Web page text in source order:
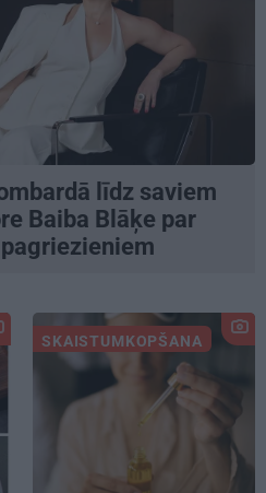
līdz saviem
Baiba Blāķe par
SKAISTUMKOPŠANA